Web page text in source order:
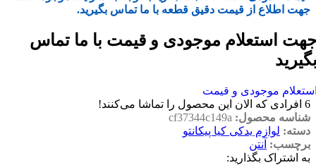
جهت اطلاع از قیمت دقیق قطعه با ما تماس بگیرید.
استعلام موجودی و قیمت با ما تماس
موجودی و قیمت
6 افرادی که الان این محصول را تماشا می‌کنند!
شناسه محصول: cf37344c149a
دسته: لوازم یدکی کیا پیکانتو
برچسب: آنتن
به اشتراک بگذارید: